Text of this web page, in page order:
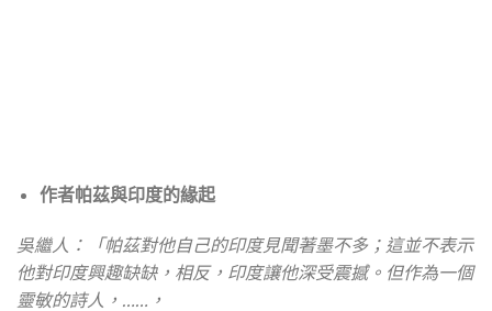
作者帕茲與印度的緣起
吳繼人：「帕茲對他自己的印度見聞著墨不多；這並不表示
他對印度興趣缺缺，相反，印度讓他深受震撼。但作為一個
靈敏的詩人，……
，